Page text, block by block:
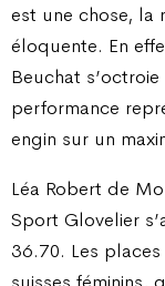
est une chose, la
éloquente. En
Beuchat
performance
engin sur un
Léa Robert de
Sport Glovelier
36.70. Les